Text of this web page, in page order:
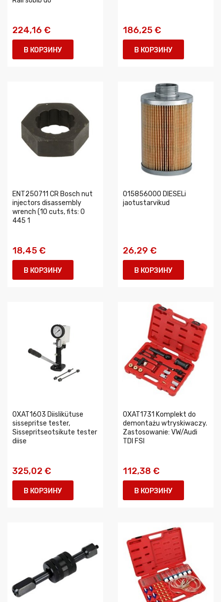
224,16 €
В КОРЗИНУ
186,25 €
В КОРЗИНУ
ENT250711 CR Bosch nut
injectors disassembly
wrench (10 cuts, fits: 0
445 1
18,45 €
В КОРЗИНУ
015856000 DIESELi
jaotustarvikud
26,29 €
В КОРЗИНУ
0XAT1603 Diislikütuse
sissepritse tester,
Sissepritseotsikute tester
diise
325,02 €
В КОРЗИНУ
0XAT1731 Komplekt do
demontażu wtryskiwaczy.
Zastosowanie: VW/Audi
TDI FSI
112,38 €
В КОРЗИНУ